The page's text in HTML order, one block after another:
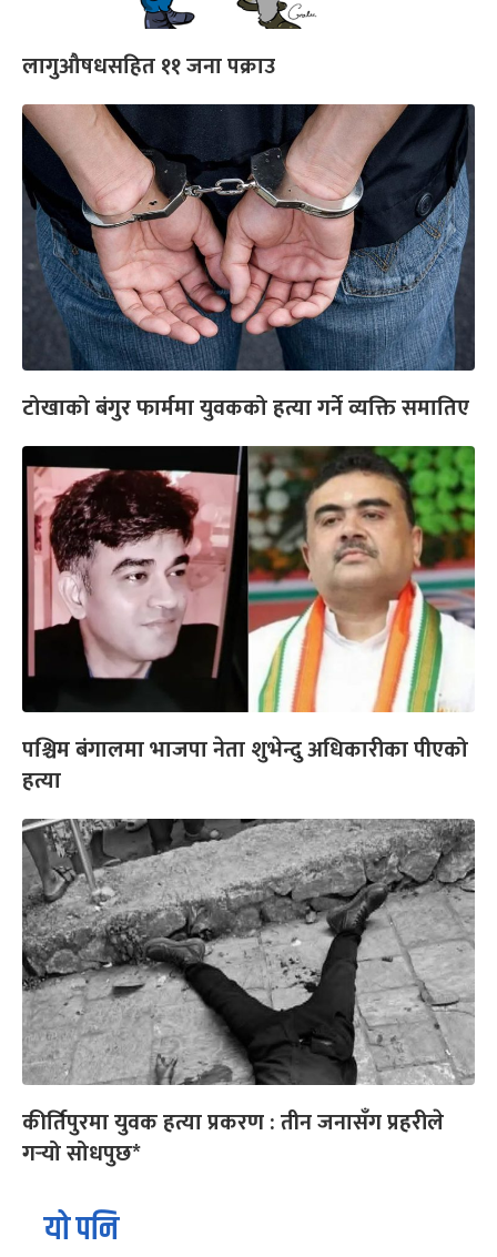
लागुऔषधसहित ११ जना पक्राउ
टोखाको बंगुर फार्ममा युवकको हत्या गर्ने व्यक्ति समातिए
पश्चिम बंगालमा भाजपा नेता शुभेन्दु अधिकारीका पीएको
हत्या
कीर्तिपुरमा युवक हत्या प्रकरण : तीन जनासँग प्रहरीले
गर्‍यो सोधपुछ*
यो पनि